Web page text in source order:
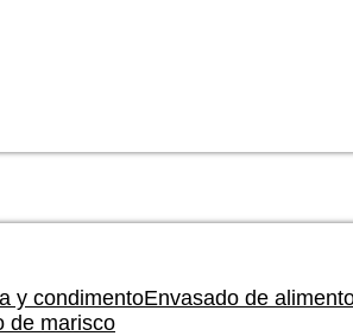
y condimentoEnvasado de
de marisco